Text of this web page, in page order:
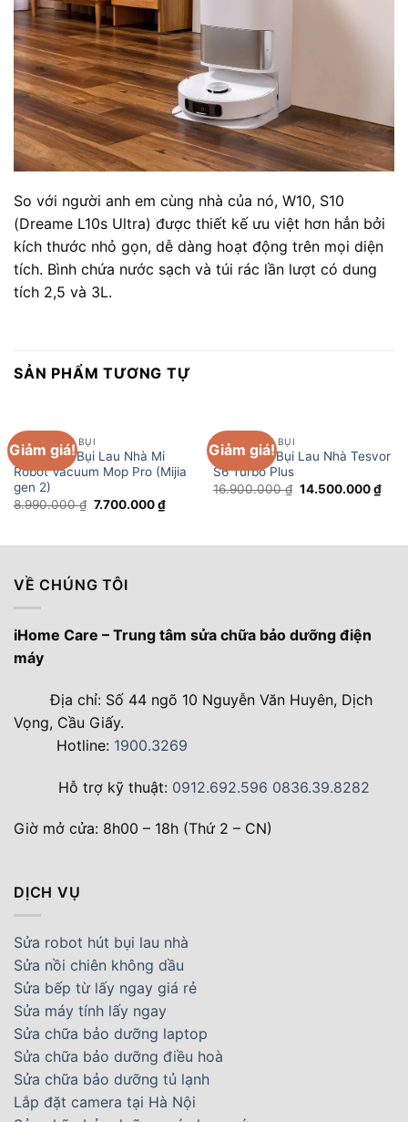
So với người anh em cùng nhà của nó, W10, S10
(Dreame L10s Ultra) được thiết kế ưu việt hơn hẳn bởi
kích thước nhỏ gọn, dễ dàng hoạt động trên mọi diện
tích. Bình chứa nước sạch và túi rác lần lượt có dung
tích 2,5 và 3L.
SẢN PHẨM TƯƠNG TỰ
Giảm giá!
ROBOT HÚT BỤI
Robot Hút Bụi Lau Nhà Mi
Robot Vacuum Mop Pro (Mijia
gen 2)
8.990.000₫ Giá
7.700.000₫Giá
hiện
Giảm giá!
ROBOT HÚT BỤI
Robot Hút Bụi Lau Nhà Tesvor
S6 Turbo Plus
16.900.000₫ Giá
14.500.000₫Giá
hiện
VỀ CHÚNG TÔI
iHome Care – Trung tâm sửa chữa bảo dưỡng điện
máy
Địa chỉ: Số 44 ngõ 10 Nguyễn Văn Huyên, Dịch
Vọng, Cầu Giấy.
Hotline: 1900.3269
Hỗ trợ kỹ thuật: 0912.692.596 0836.39.8282
Giờ mở cửa: 8h00 – 18h (Thứ 2 – CN)
DỊCH VỤ
Sửa robot hút bụi lau nhà
Sửa nồi chiên không dầu
Sửa bếp từ lấy ngay giá rẻ
Sửa máy tính lấy ngay
Sửa chữa bảo dưỡng laptop
Sửa chữa bảo dưỡng điều hoà
Sửa chữa bảo dưỡng tủ lạnh
Lắp đặt camera tại Hà Nội